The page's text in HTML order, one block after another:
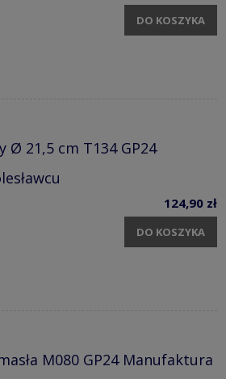
DO KOSZYKA
Ø 21,5 cm T134 GP24
124,90 zł
DO KOSZYKA
M080 GP24 Manufaktura